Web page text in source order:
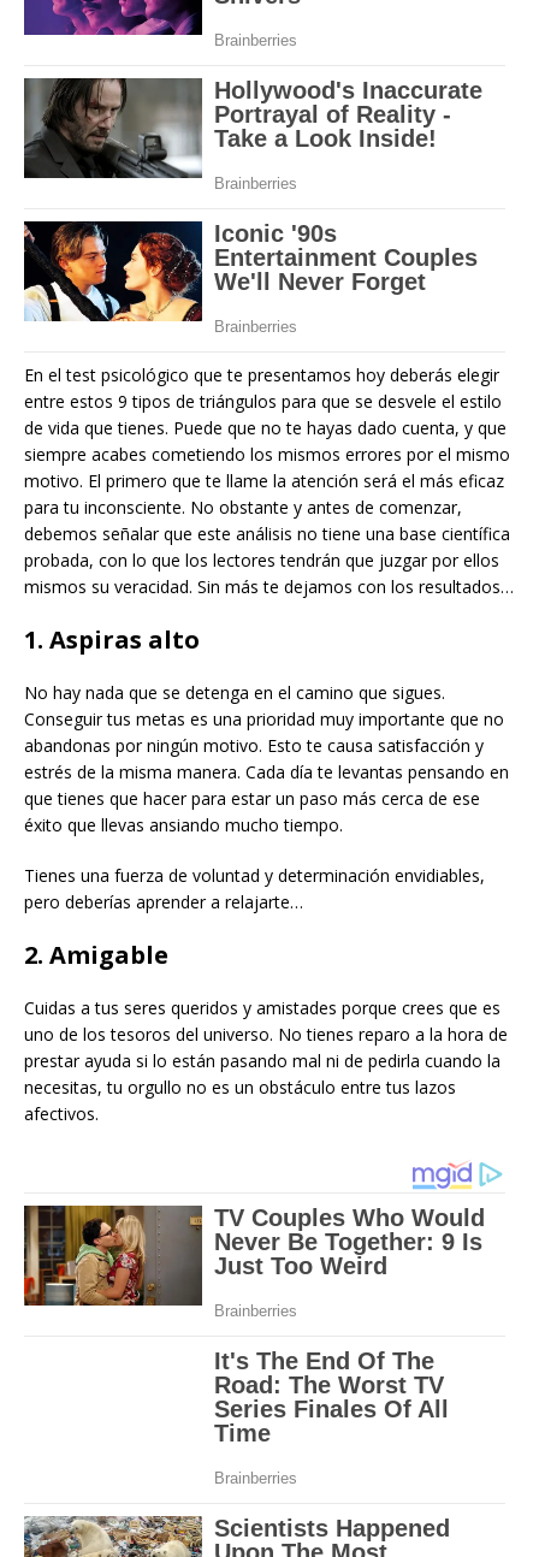
En el test psicológico que te presentamos hoy deberás elegir
entre estos 9 tipos de triángulos para que se desvele el estilo
de vida que tienes. Puede que no te hayas dado cuenta, y que
siempre acabes cometiendo los mismos errores por el mismo
motivo. El primero que te llame la atención será el más eficaz
para tu inconsciente. No obstante y antes de comenzar,
debemos señalar que este análisis no tiene una base científica
probada, con lo que los lectores tendrán que juzgar por ellos
mismos su veracidad. Sin más te dejamos con los resultados…
1. Aspiras alto
No hay nada que se detenga en el camino que sigues.
Conseguir tus metas es una prioridad muy importante que no
abandonas por ningún motivo. Esto te causa satisfacción y
estrés de la misma manera. Cada día te levantas pensando en
que tienes que hacer para estar un paso más cerca de ese
éxito que llevas ansiando mucho tiempo.
Tienes una fuerza de voluntad y determinación envidiables,
pero deberías aprender a relajarte…
2. Amigable
Cuidas a tus seres queridos y amistades porque crees que es
uno de los tesoros del universo. No tienes reparo a la hora de
prestar ayuda si lo están pasando mal ni de pedirla cuando la
necesitas, tu orgullo no es un obstáculo entre tus lazos
afectivos.